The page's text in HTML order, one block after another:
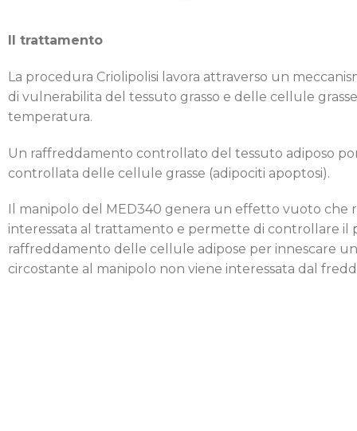
Il trattamento
La procedura Criolipolisi lavora attraverso un
di vulnerabilita del tessuto grasso e delle cellule
temperatura.
Un raffreddamento controllato del tessuto adiposo
controllata delle cellule grasse (adipociti apoptosi).
Il manipolo del MED340 genera un effetto vuoto che
interessata al trattamento e permette di controllare il
raffreddamento delle cellule adipose per innescare
circostante al manipolo non viene interessata dal